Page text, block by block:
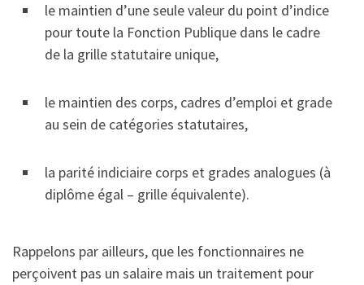
le maintien d’une seule valeur du point d’indice
pour toute la Fonction Publique dans le cadre
de la grille statutaire unique,
le maintien des corps, cadres d’emploi et grade
au sein de catégories statutaires,
la parité indiciaire corps et grades analogues (à
diplôme égal – grille équivalente).
Rappelons par ailleurs, que les fonctionnaires ne
perçoivent pas un salaire mais un traitement pour